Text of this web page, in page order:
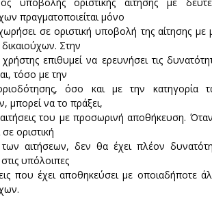
υποβολής οριστικής αίτησης με
πραγματοποιείται μόνο
σε οριστική υποβολή της αίτησης με
δικαιούχων. Στην
επιθυμεί να ερευνήσει τις
τόσο με την
όσο και με την κατηγορία
μπορεί να το πράξει,
του με προσωρινή αποθήκευση.
οριστική
αιτήσεων, δεν θα έχει πλέον
υπόλοιπες
που έχει αποθηκεύσει με οποιαδήποτε